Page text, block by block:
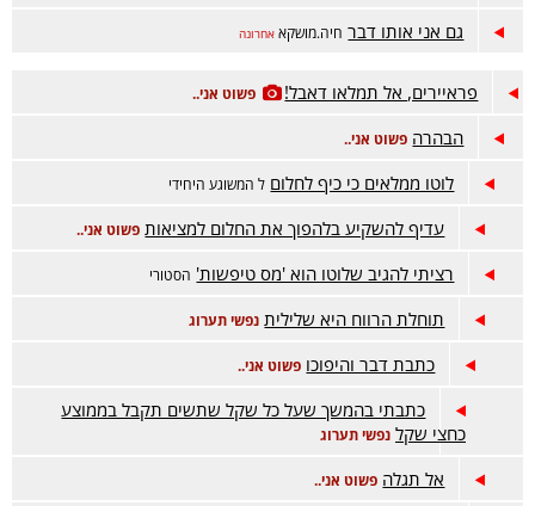
גם אני אותו דבר חיה.מושקא אחרונה
פראיירים, אל תמלאו דאבל! פשוט אני..
הבהרה פשוט אני..
לוטו ממלאים כי כיף לחלום ל המשוגע היחידי
עדיף להשקיע בלהפוך את החלום למציאות פשוט אני..
רציתי להגיב שלוטו הוא 'מס טיפשות' הסטורי
תוחלת הרווח היא שלילית נפשי תערוג
כתבת דבר והיפוכו פשוט אני..
כתבתי בהמשך שעל כל שקל שתשים תקבל בממוצע
כחצי שקל נפשי תערוג
אל תגלה פשוט אני..